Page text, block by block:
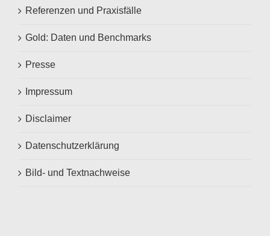
Referenzen und Praxisfälle
Gold: Daten und Benchmarks
Presse
Impressum
Disclaimer
Datenschutzerklärung
Bild- und Textnachweise